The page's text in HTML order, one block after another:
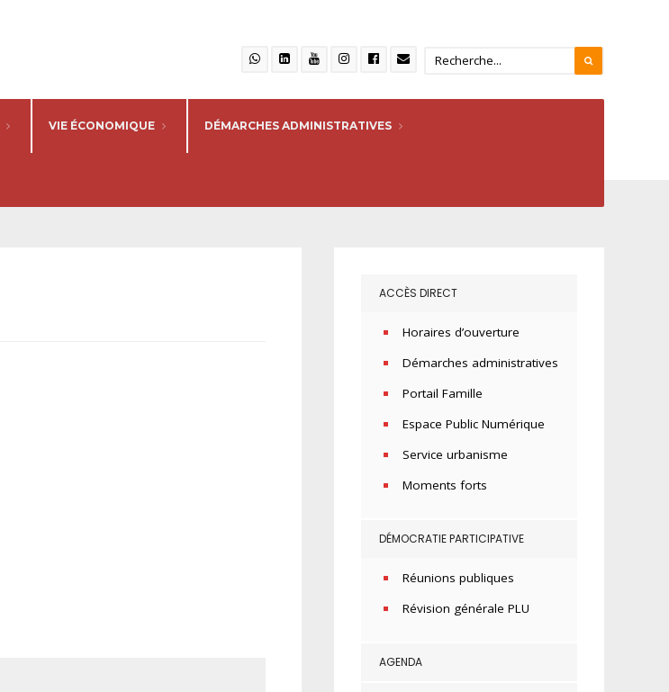
VIE ÉCONOMIQUE DÉMARCHES ADMINISTRATIVES
ACCÈS DIRECT
Horaires d’ouverture
Démarches administratives
Portail Famille
Espace Public Numérique
Service urbanisme
Moments forts
DÉMOCRATIE PARTICIPATIVE
Réunions publiques
Révision générale PLU
AGENDA